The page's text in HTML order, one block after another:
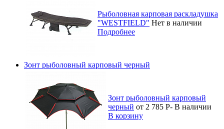
Рыболовная карповая раскладушка
"WESTFIELD" Нет в наличии
Подробнее
Зонт рыболовный карповый черный
Зонт рыболовный карповый
черный от 2 785 Р- В наличии
В корзину